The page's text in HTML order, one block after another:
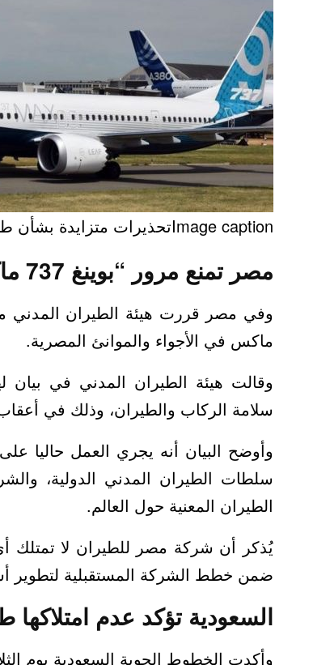
Image captionتحذيرات متزايدة بشأن طائرات بوينغ 737 ماكس
مصر تمنع مرور “بوينغ 737 ماكس” فوق أجوائها
ماكس في الأجواء والموانئ المصرية.
وقالت هيئة الطيران المدني في بيان
سلامة الركاب والطيران، وذلك في أعقاب
وأوضح البيان أنه يجري العمل حاليا
سلطات الطيران المدني الدولية،
الطيران المعنية حول العالم.
ضمن خطط الشركة المستقبلية لتطوير
السعودية تؤكد عدم امتلاكها
وأكدت الخطوط الجوية السعودية يوم الثلاثاء عدم